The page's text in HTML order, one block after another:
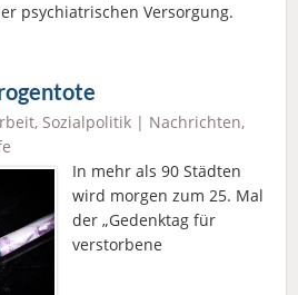
psychiatrischen Versorgung.
, Sozialpolitik | Nachrichten,
In mehr als 90 Städten
wird morgen zum 25. Mal
der „Gedenktag für
verstorbene